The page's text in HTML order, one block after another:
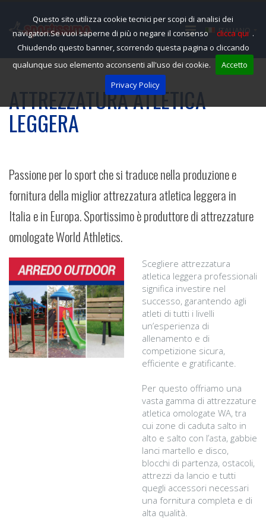
Questo sito utilizza cookie tecnici per scopi di analisi dei
navigatori.Se vuoi saperne di più o negare il consenso
clicca qui .
Chiudendo questo banner, scorrendo questa pagina o cliccando
qualunque suo elemento acconsenti all'uso dei cookie.
Accetto
Privacy Policy
ITALIANO
ATTREZZATURA ATLETICA
LEGGERA
Passione per lo sport che si traduce nella produzione e
fornitura della miglior attrezzatura atletica leggera in
Italia e in Europa. Sportissimo è produttore di attrezzature
omologate World Athletics.
Scegliere attrezzatura
atletica leggera professionali
significa investire nel
successo, garantendo agli
atleti di tutti i livelli
un’esperienza di
allenamento e di
competizione sicura,
efficiente e gratificante.
Per questo offriamo una
vasta gamma di attrezzature
atletica omologate WA, tra
cui zone di caduta salto in
alto e salto con l’asta, gabbie
lanci martello e disco,
blocchi di partenza, ostacoli,
attrezzi da lancio e tutti
quegli accessori necessari
una fornitura completa e di
alta qualità.